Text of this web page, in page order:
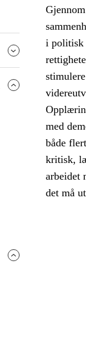
i politisk
med
både
kritisk,
arbeidet
det må